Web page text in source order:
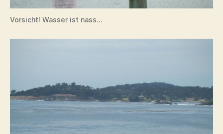
Vorsicht! Wasser ist nass…